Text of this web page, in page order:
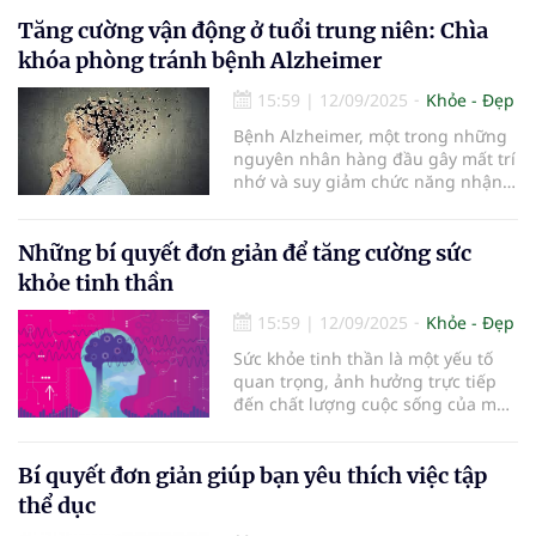
hiệu phổ biến nhưng lại bị nhiều
người xem nhẹ hoặc hiểu sai. Thực
tế, đây có thể là biểu hiện của suy
nhược thần kinh – một vấn đề sức
khỏe ảnh hưởng lớn đến chất
lượng cuộc sống của người trung
niên. Vậy suy nhược thần kinh là
gì, nguyên nhân từ đâu, và làm thế
Tăng cường vận động ở tuổi trung niên: Chìa
khóa phòng tránh bệnh Alzheimer
15:59 | 12/09/2025
Khỏe - Đẹp
Bệnh Alzheimer, một trong những
nguyên nhân hàng đầu gây mất trí
nhớ và suy giảm chức năng nhận
Những bí quyết đơn giản để tăng cường sức
khỏe tinh thần
15:59 | 12/09/2025
Khỏe - Đẹp
Sức khỏe tinh thần là một yếu tố
quan trọng, ảnh hưởng trực tiếp
đến chất lượng cuộc sống của mỗi
động đơn giản hàng ngày có thể
mang lại sự cải thiện đáng kể cho
Bí quyết đơn giản giúp bạn yêu thích việc tập
thể dục